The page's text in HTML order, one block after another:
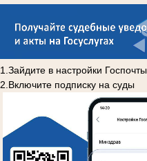
1.Зайдите в настройки Госпочты
2.Включите подписку на суды